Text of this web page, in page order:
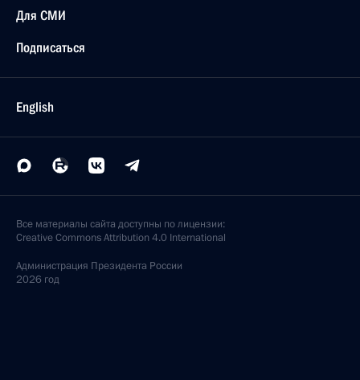
Для СМИ
Подписаться
English
Все материалы сайта доступны по лицензии:
Creative Commons Attribution 4.0 International
Администрация Президента России
2026 год